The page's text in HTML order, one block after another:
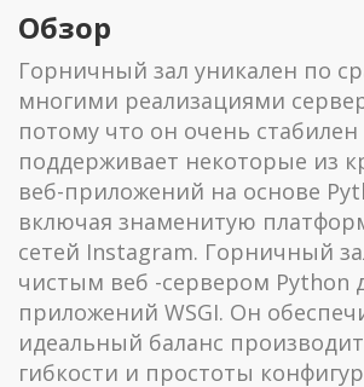
Обзор
Горничный зал уникален по
многими реализациями
потому что он очень стабилен
поддерживает некоторые из
веб-приложений на основе
включая знаменитую
сетей Instagram. Горничный
чистым веб -сервером Python
приложений WSGI. Он
идеальный баланс
гибкости и простоты